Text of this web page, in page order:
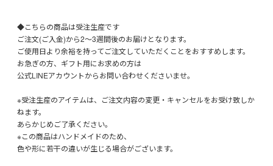
◆こちらの商品は受注生産です
ご注文(ご入金)から2〜3週間後のお届けとなります。
ご使用日より余裕を持ってご注文していただくことをおすすめします。
お急ぎの方、ギフト用にお求めの方は
公式LINEアカウントからお問い合わせくださいませ。
※受注生産のアイテムは、ご注文内容の変更・キャンセルをお受け致しか
ねます。
あらかじめご了承ください。
※この商品はハンドメイドのため、
色や形に若干の違いが生じる場合がございます。